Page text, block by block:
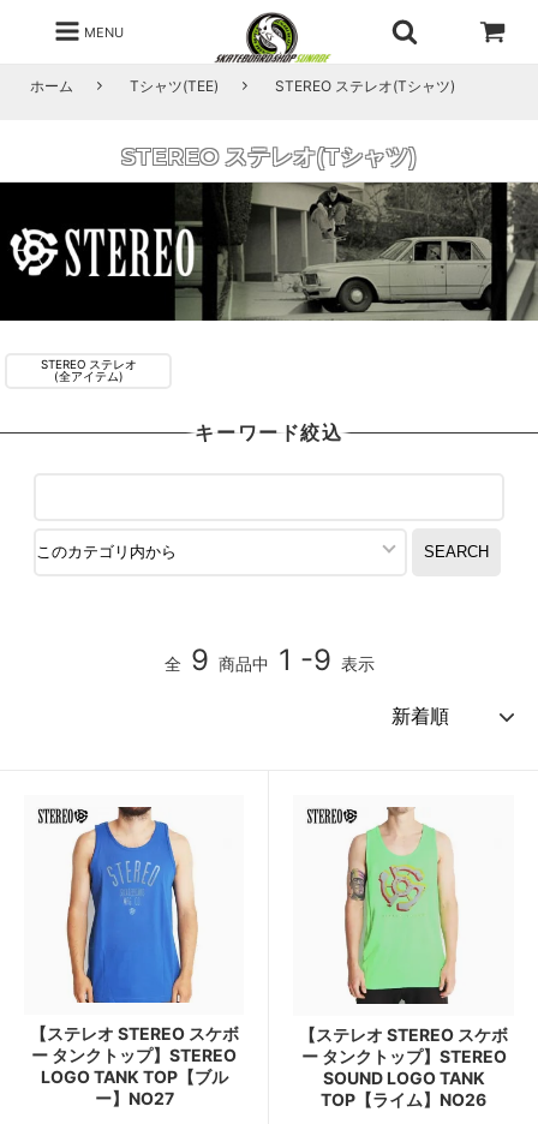
MENU
ホーム Tシャツ(TEE) STEREO ステレオ(Tシャツ)
STEREO ステレオ(Tシャツ)
STEREO ステレオ
(全アイテム)
キーワード絞込
全 9 商品中 1 -9 表示
【ステレオ STEREO スケボ
ー タンクトップ】STEREO
LOGO TANK TOP【ブル
ー】NO27
【ステレオ STEREO スケボ
ー タンクトップ】STEREO
SOUND LOGO TANK
TOP【ライム】NO26